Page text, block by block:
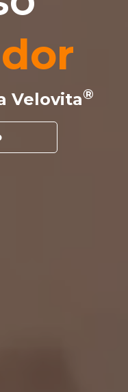
Velovita